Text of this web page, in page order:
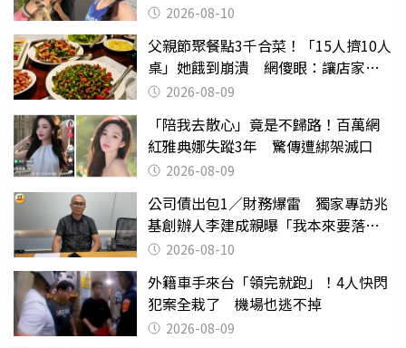
2026-08-10
父親節聚餐點3千合菜！「15人擠10人
桌」她餓到崩潰 網傻眼：讓店家看
笑話2026-08-09
「陪我去散心」竟是不歸路！百萬網
紅雅典娜失蹤3年 驚傳遭綁架滅口
2026-08-09
公司債出包1／財務爆雷 獨家專訪兆
基創辦人李建成親曝「我本來要落
跑」2026-08-10
外籍車手來台「領完就跑」！4人快閃
犯案全栽了 機場也逃不掉
2026-08-09